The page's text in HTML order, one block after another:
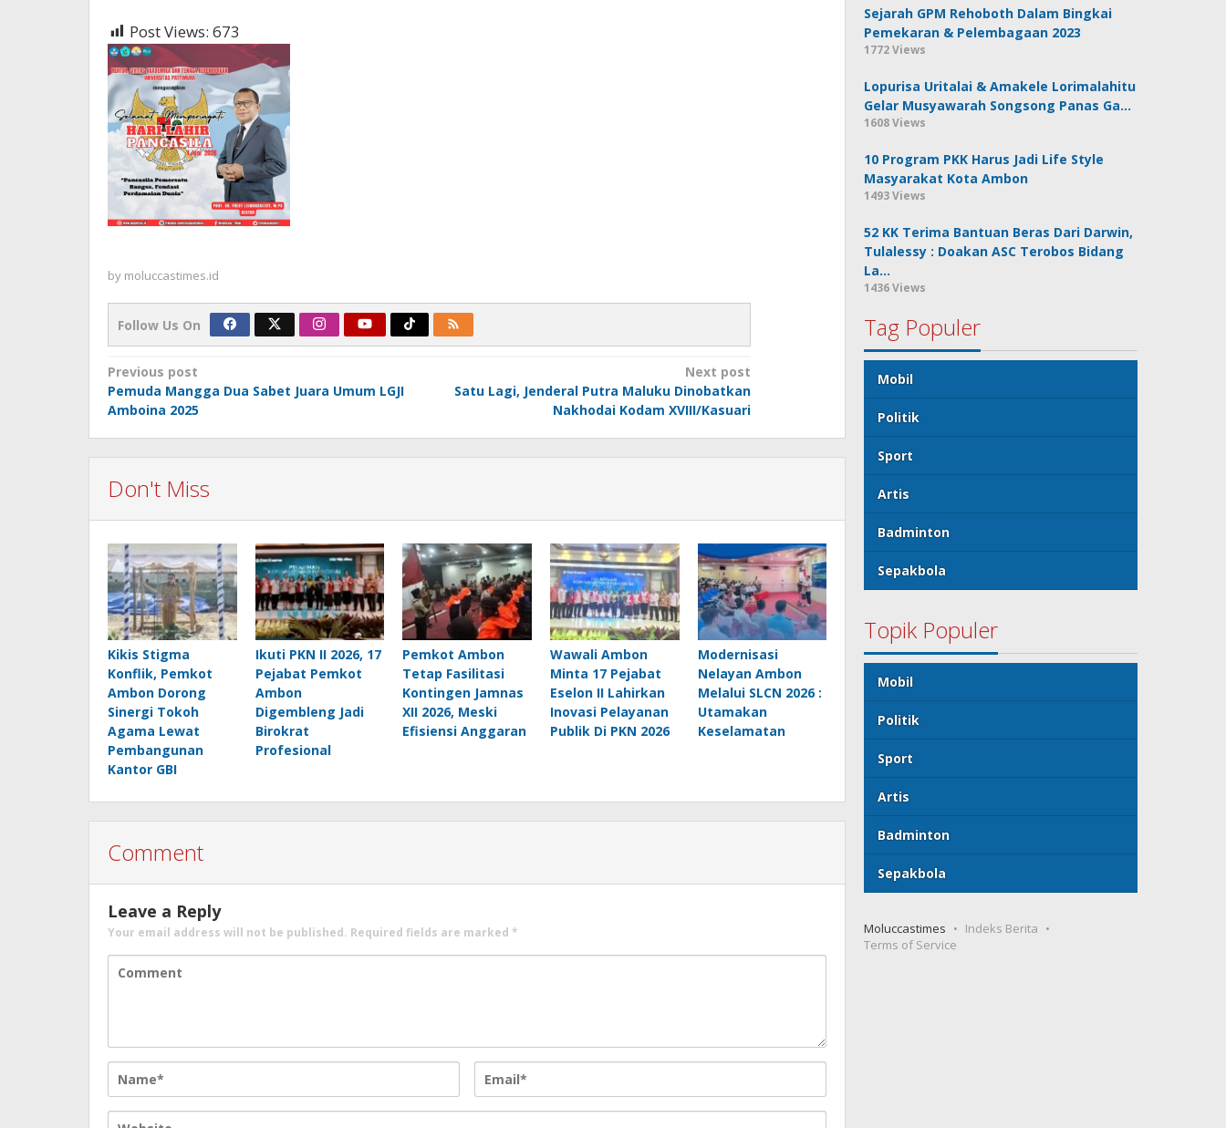
Post Views: 673
by moluccastimes.id
Follow Us On
Post
navigation
Previous post
Pemuda Mangga Dua Sabet Juara Umum LGJI
Amboina 2025
Next post
Satu Lagi, Jenderal Putra Maluku Dinobatkan
Nakhodai Kodam XVIII/Kasuari
Don't Miss
Kikis Stigma
Konflik, Pemkot
Ambon Dorong
Sinergi Tokoh
Agama Lewat
Pembangunan
Kantor GBI
Ikuti PKN II 2026, 17
Pejabat Pemkot
Ambon
Digembleng Jadi
Birokrat
Profesional
Pemkot Ambon
Tetap Fasilitasi
Kontingen Jamnas
XII 2026, Meski
Efisiensi Anggaran
Wawali Ambon
Minta 17 Pejabat
Eselon II Lahirkan
Inovasi Pelayanan
Publik Di PKN 2026
Modernisasi
Nelayan Ambon
Melalui SLCN 2026 :
Utamakan
Keselamatan
Comment
Leave a Reply
Your email address will not be published. Required fields are marked *
Sejarah GPM Rehoboth Dalam Bingkai
Pemekaran & Pelembagaan 2023
1772 Views
Lopurisa Uritalai & Amakele Lorimalahitu
Gelar Musyawarah Songsong Panas Ga…
1608 Views
10 Program PKK Harus Jadi Life Style
Masyarakat Kota Ambon
1493 Views
52 KK Terima Bantuan Beras Dari Darwin,
Tulalessy : Doakan ASC Terobos Bidang
La…
1436 Views
Tag Populer
Mobil
Politik
Sport
Artis
Badminton
Sepakbola
Topik Populer
Mobil
Politik
Sport
Artis
Badminton
Sepakbola
Moluccastimes
Indeks Berita
Terms of Service